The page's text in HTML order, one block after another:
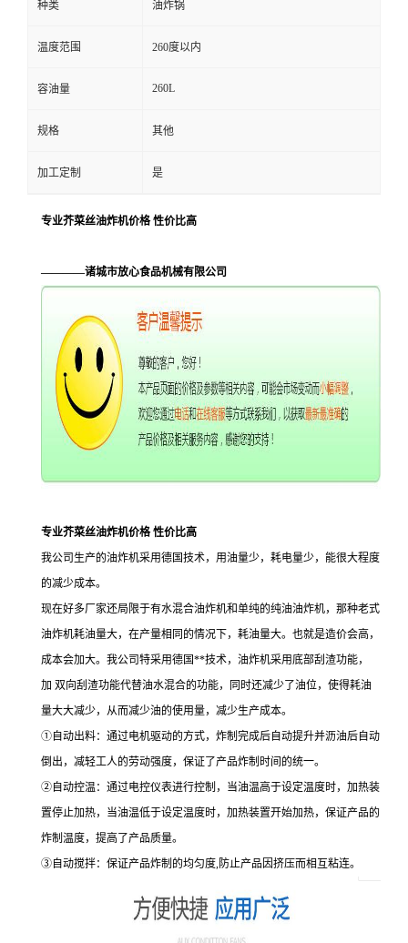
种类 油炸锅
温度范围 260度以内
容油量 260L
规格 其他
加工定制 是
专业芥菜丝油炸机价格 性价比高
————诸城市放心食品机械有限公司
专业芥菜丝油炸机价格 性价比高
我公司生产的油炸机采用德国技术，用油量少，耗电量少，能很大程度
的减少成本。
现在好多厂家还局限于有水混合油炸机和单纯的纯油油炸机，那种老式
油炸机耗油量大，在产量相同的情况下，耗油量大。也就是造价会高，
成本会加大。我公司特采用德国**技术，油炸机采用底部刮渣功能，
加 双向刮渣功能代替油水混合的功能，同时还减少了油位，使得耗油
量大大减少，从而减少油的使用量，减少生产成本。
①自动出料：通过电机驱动的方式，炸制完成后自动提升并沥油后自动
倒出，减轻工人的劳动强度，保证了产品炸制时间的统一。
②自动控温：通过电控仪表进行控制，当油温高于设定温度时，加热装
置停止加热，当油温低于设定温度时，加热装置开始加热，保证产品的
炸制温度，提高了产品质量。
③自动搅拌：保证产品炸制的均匀度,防止产品因挤压而相互粘连。